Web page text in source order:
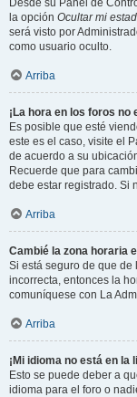
Desde su Panel de
la opción Ocultar mi
será visto por
como usuario oculto.
Arriba
¡La hora en los foros no
Es posible que esté
este es el caso, visite el
de acuerdo a su
Recuerde que para
debe estar registrado. Si
Arriba
Cambié la zona horaria
Si está seguro de que
incorrecta, entonces la
comuníquese con La
Arriba
¡Mi idioma no está en la
Esto se puede deber a
idioma para el foro o